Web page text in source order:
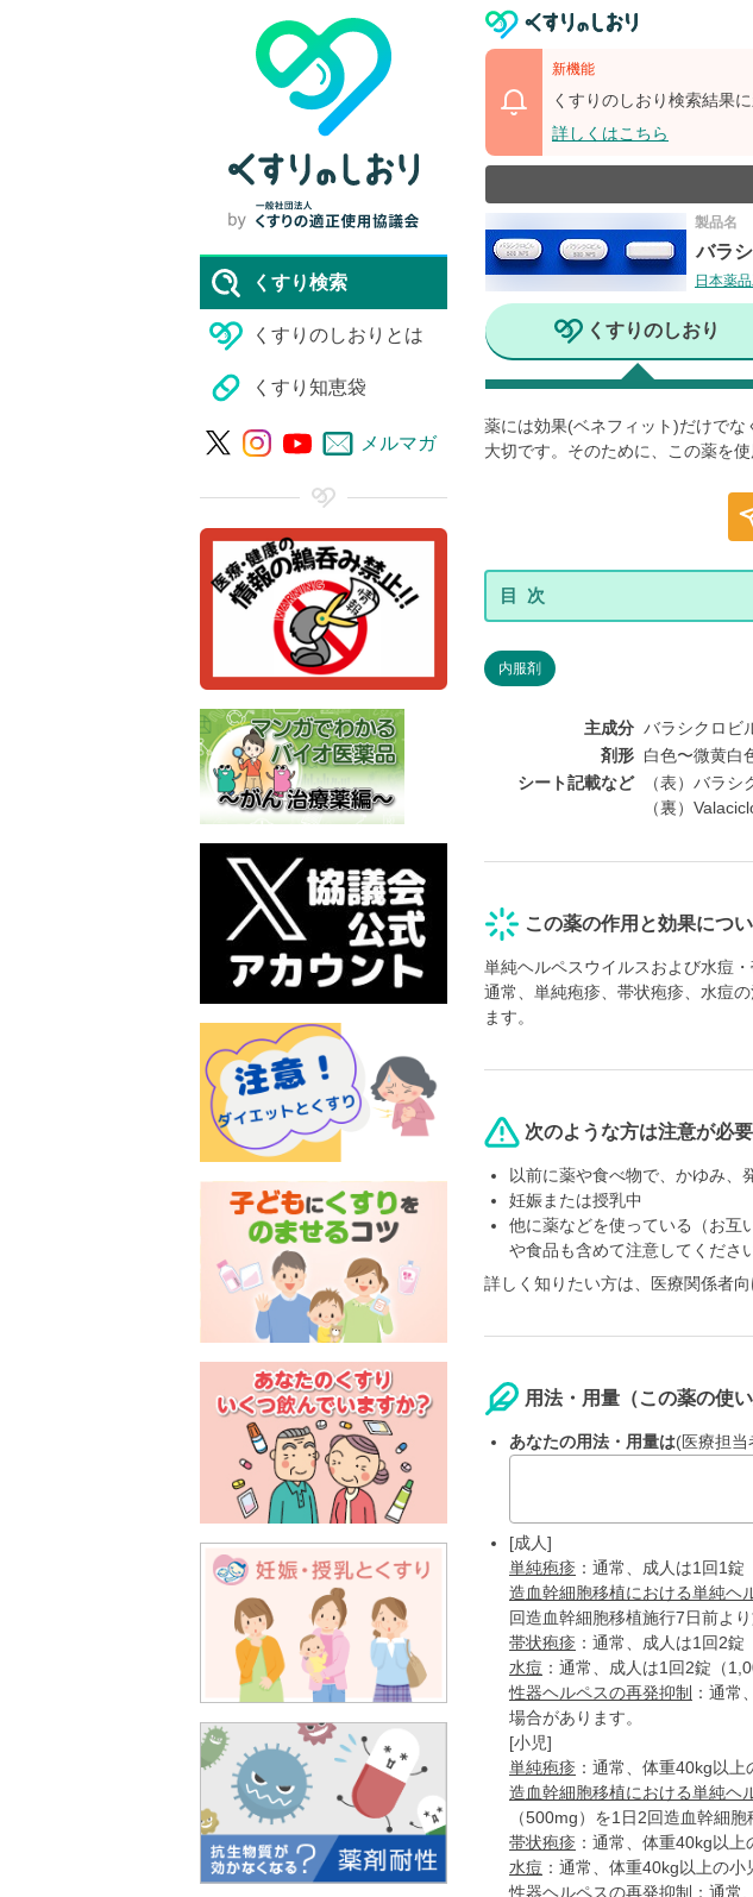
新機能
くすりのしおり検索結果
詳しくはこちら
くすり検索
くすりのしおりとは
くすり知恵袋
メルマガ
製品名
バラ
日本薬
くすりのしおり
薬には効果(ベネフィット)だけで
大切です。そのために、この薬を
内服剤
主成分 バラシクロビ
剤形 白色〜微黄白
シート記載など
（表）バラ
（裏）
この薬の作用と効果につ
単純ヘルペスウイルスおよび水痘
通常、単純疱疹、帯状疱疹、水痘
ます。
次のような方は注意が必
以前に薬や食べ物で、かゆみ、
妊娠または授乳中
他に薬などを使っている（お互
や食品も含めて注意してくださ
詳しく知りたい方は、医療関係者
用法・用量（この薬の使い
あなたの用法・用量は(医療担当
[成人]
単純疱疹 ：通常、成人は1回1
造血幹細胞移植における単純ヘ
回造血幹細胞移植施行7日前よ
帯状疱疹 ：通常、成人は1回2錠
水痘 ：通常、成人は1回2錠（
性器ヘルペスの再発抑制 ：通常
場合があります。
[小児]
単純疱疹 ：通常、体重40kg以
造血幹細胞移植における単純ヘ
（500mg）を1日2回造血幹細
帯状疱疹 ：通常、体重40kg以
水痘 ：通常、体重40kg以上の
性器ヘルペスの再発抑制 ：通